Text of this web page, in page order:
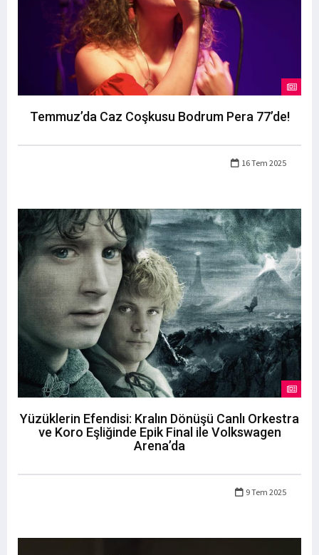
Temmuz’da Caz Coşkusu Bodrum Pera 77’de!
16 Tem 2025
Yüzüklerin Efendisi: Kralın Dönüşü Canlı Orkestra
ve Koro Eşliğinde Epik Final ile Volkswagen
Arena’da
9 Tem 2025